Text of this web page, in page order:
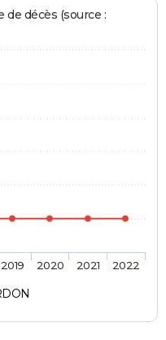
décès (source :
2019 2020 2021 2022